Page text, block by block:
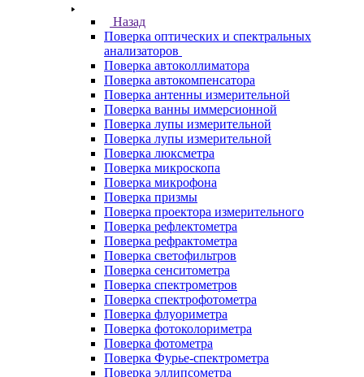
Назад
Поверка оптических и спектральных
анализаторов
Поверка автоколлиматора
Поверка автокомпенсатора
Поверка антенны измерительной
Поверка ванны иммерсионной
Поверка лупы измерительной
Поверка лупы измерительной
Поверка люксметра
Поверка микроскопа
Поверка микрофона
Поверка призмы
Поверка проектора измерительного
Поверка рефлектометра
Поверка рефрактометра
Поверка светофильтров
Поверка сенситометра
Поверка спектрометров
Поверка спектрофотометра
Поверка флуориметра
Поверка фотоколориметра
Поверка фотометра
Поверка Фурье-спектрометра
Поверка эллипсометра